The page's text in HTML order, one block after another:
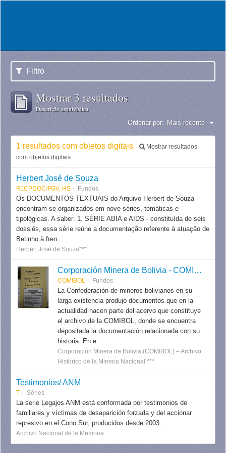
Filtro
Mostrar 3 resultados
Descrição arquivística
Ordenar por: Mais recente
1 resultados com objetos digitais
Mostrar resultados
com objetos digitais
Herbert José de Souza
RJCPDOC/FGV, HS Fundos
Os DOCUMENTOS TEXTUAIS do Arquivo Herbert de Souza
encontram-se organizados em nove séries, temáticas e
tipológicas. A saber: 1. SÉRIE ABIA e AIDS - constituída de seis
dossiês, essa série reúne a documentação referente à atuação de
Betinho à fren...
Herbert José de Souza***
Corporación Minera de Bolivia - COMIBOL
COMIBOL Fundos
La Confederación de mineros bolivianos en su
larga existencia produjo documentos que en la
actualidad hacen parte del acervo que constituye
el archivo de la COMIBOL, donde se encuentra
depositada la documentación relacionada con su
historia. En e...
Corporación Minera de Bolivia (COMIBOL) – Archivo
Histórico de la Minería Nacional ***
Testimonios/ ANM
T Séries
La serie Legajos ANM está conformada por testimonios de
familiares y víctimas de desaparición forzada y del accionar
represivo en el Cono Sur, producidos desde 2003.
Archivo Nacional de la Memoria